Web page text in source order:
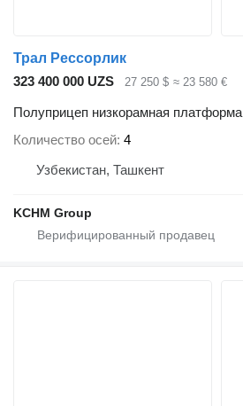
Трал Рессорлик
323 400 000 UZS
27 250 $ ≈ 23 580 €
Полуприцеп низкорамная платформа
Количество осей 4
Узбекистан, Ташкент
KCHM Group